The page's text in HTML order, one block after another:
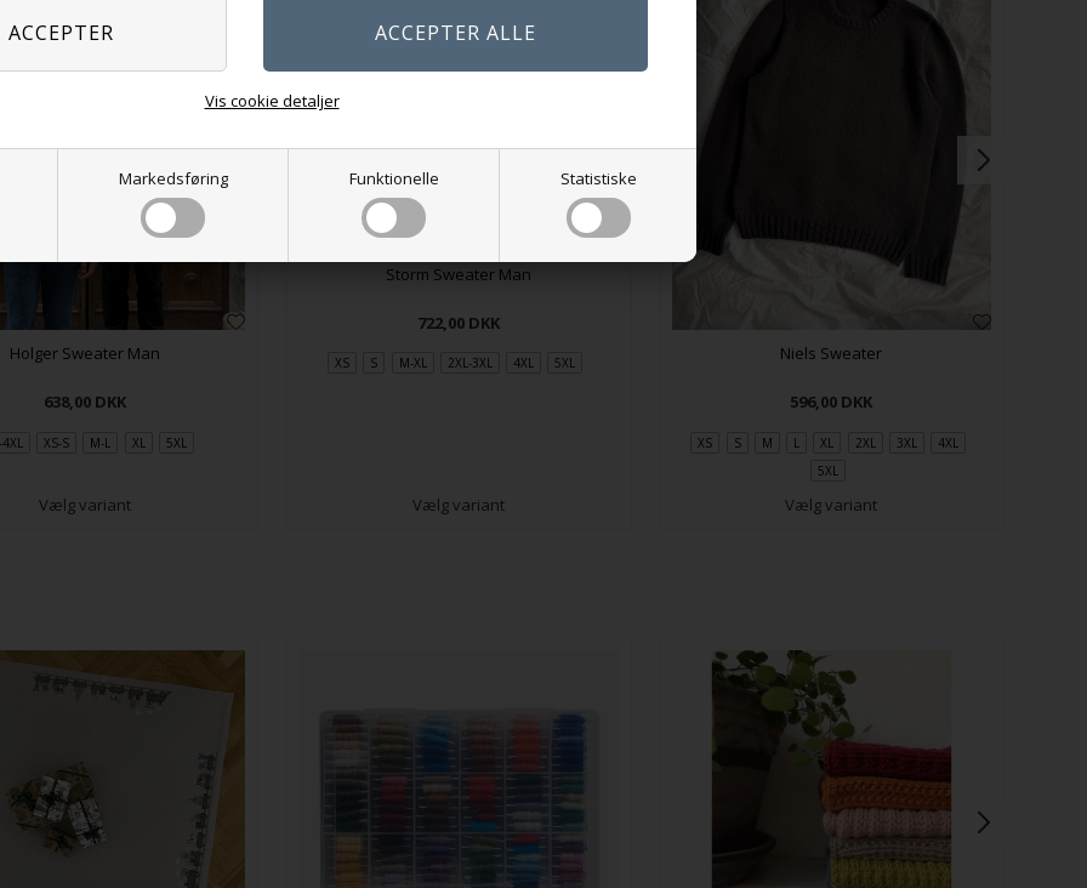
Markedsføring Funktionelle Statistiske
Vis cookie detaljer
Holger Sweater Man
638,00 DKK
XS-S M-L XL 5XL
Vælg variant
Storm Sweater Man
722,00 DKK
XS S M-XL 2XL-3XL 4XL 5XL
Vælg variant
Niels Sweater
596,00 DKK
XS S M L XL 2XL 3XL
4XL
5XL
Vælg variant